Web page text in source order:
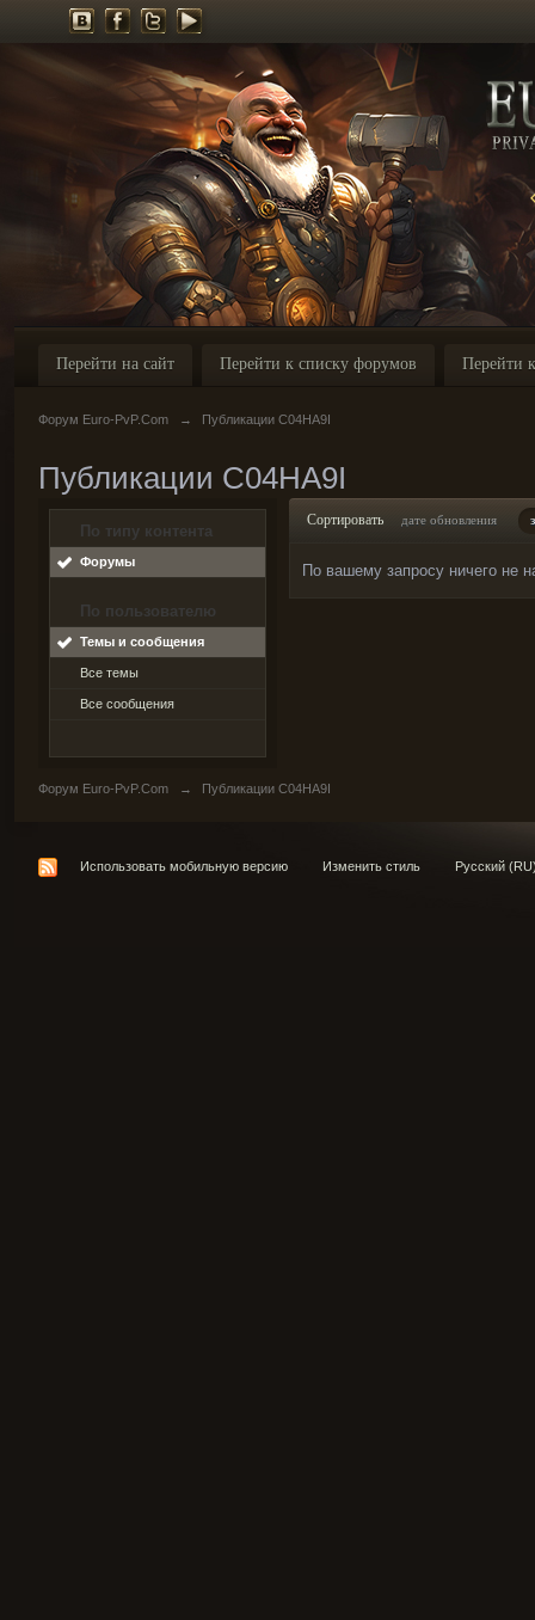
Перейти на сайт Перейти к списку форумов Перейти
Форум Euro-PvP.Com → Публикации C04HA9I
Публикации C04HA9I
По типу контента
Форумы
По пользователю
Темы и сообщения
Все темы
Все сообщения
Сортировать дате обновления
По вашему запросу ничего не
Форум Euro-PvP.Com → Публикации C04HA9I
Использовать мобильную версию Изменить стиль Русский